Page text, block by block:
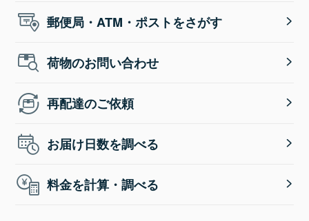
郵便局・ATM・ポストをさがす
荷物のお問い合わせ
再配達のご依頼
お届け日数を調べる
料金を計算・調べる